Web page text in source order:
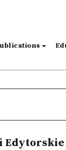
Edytorskie